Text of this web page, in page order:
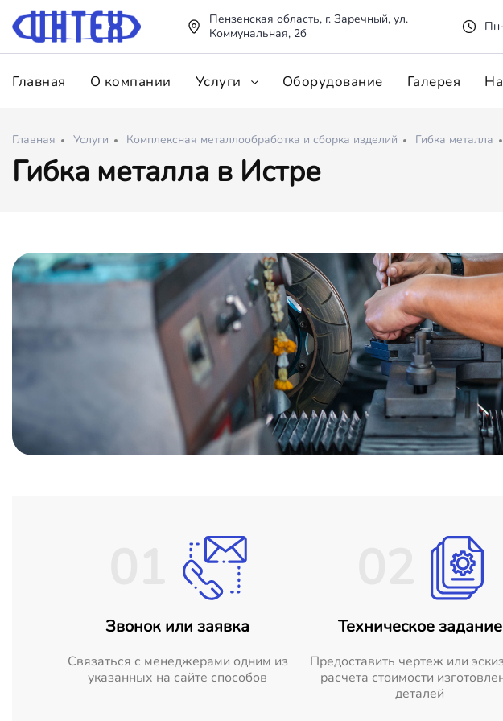
Пензенская область, г. Заречный, ул.
Коммунальная, 2б
Главная О компании Услуги Оборудование Галерея
Главная Услуги Комплексная металлообработка и сборка изделий Гибка металла
Гибка металла в Истре
Звонок или заявка
Cвязаться с менеджерами одним из
указанных на сайте способов
Техническое задание
Предоставить чертеж или
расчета стоимости
деталей